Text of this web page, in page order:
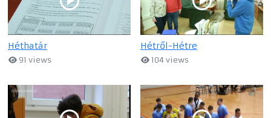
Héthatár
91 views
Hétről-Hétre
104 views